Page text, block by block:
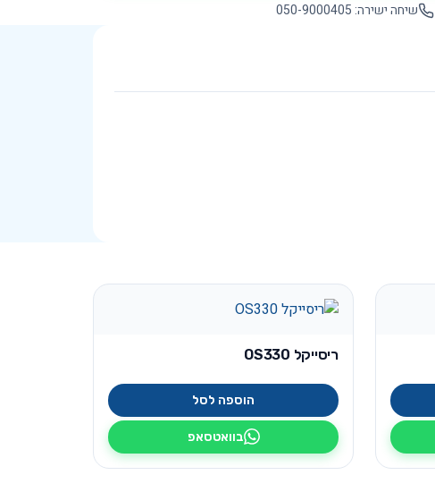
שיחה ישירה: 050-9000405
ריסייקל OS330
הוספה לסל
בוואטסאפ